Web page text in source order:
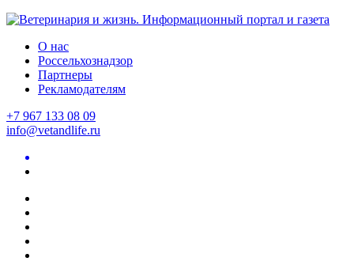
О нас
Россельхознадзор
Партнеры
Рекламодателям
+7 967 133 08 09
info@vetandlife.ru